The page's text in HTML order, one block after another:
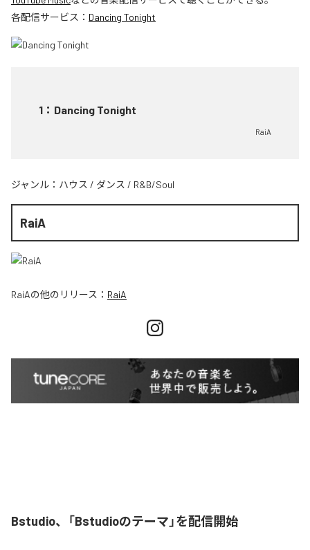
各配信サービス： Dancing Tonight
1 ： Dancing Tonight
RaiA
ジャンル： ハウス / ダンス / R&B/Soul
RaiA
RaiAの他のリリース： RaiA
Bstudio、「Bstudioのテーマ」を配信開始